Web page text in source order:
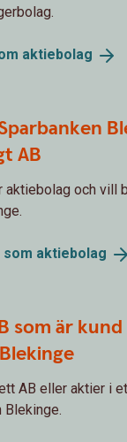
aktiebolag
AB
aktiebolag och vill
som aktiebolag
som är kund
AB eller aktier i
Blekinge.